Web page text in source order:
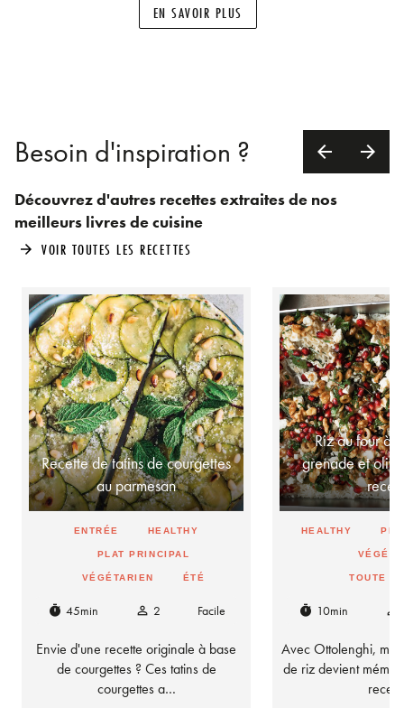
EN SAVOIR PLUS
Besoin d'inspiration ? arrow_back arrow_forward
Découvrez d'autres recettes extraites de nos
meilleurs livres de cuisine
arrow_forward VOIR TOUTES LES RECETTES
Recette de tatins de courgettes
au parmesan
ENTRÉE HEALTHY
PLAT PRINCIPAL
VÉGÉTARIEN ÉTÉ
timer 45min person_outline 2 Facile
Envie d'une recette originale à base
de courgettes ? Ces tatins de
courgettes a…
Riz au four à
grenade et
HEALTHY
TOUTE
timer 10min person_outline
Avec Ottolenghi,
de riz devient